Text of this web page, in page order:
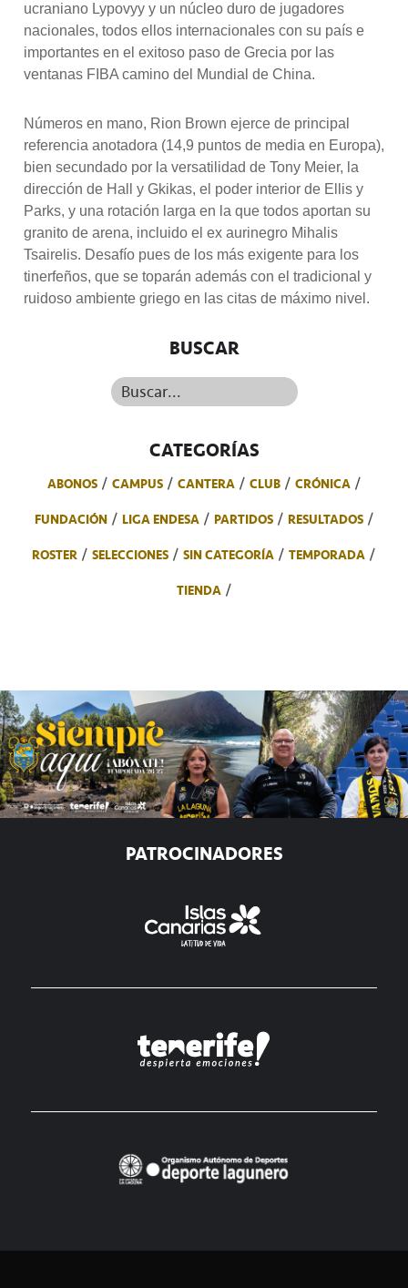
ucraniano Lypovyy y un núcleo duro de jugadores
nacionales, todos ellos internacionales con su país e
importantes en el exitoso paso de Grecia por las
ventanas FIBA camino del Mundial de China.
Números en mano, Rion Brown ejerce de principal
referencia anotadora (14,9 puntos de media en Europa),
bien secundado por la versatilidad de Tony Meier, la
dirección de Hall y Gkikas, el poder interior de Ellis y
Parks, y una rotación larga en la que todos aportan su
granito de arena, incluido el ex aurinegro Mihalis
Tsairelis. Desafío pues de los más exigente para los
tinerfeños, que se toparán además con el tradicional y
ruidoso ambiente griego en las citas de máximo nivel.
BUSCAR
Buscar...
CATEGORÍAS
ABONOS CAMPUS CANTERA CLUB
CRÓNICA
FUNDACIÓN
LIGA ENDESA PARTIDOS
RESULTADOS
ROSTER
SELECCIONES SIN CATEGORÍA
TEMPORADA
TIENDA
PATROCINADORES